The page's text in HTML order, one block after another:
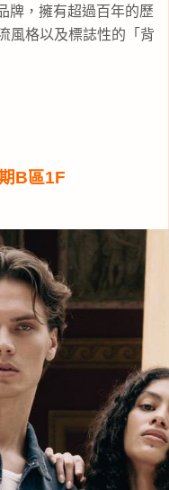
牌，擁有超過百年的歷
風格以及標誌性的「背
B區1F